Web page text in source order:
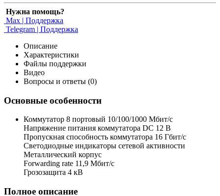
Нужна помощь?
Max | Поддержка
Telegram | Поддержка
Описание
Характеристики
Файлы поддержки
Видео
Вопросы и ответы (0)
Основные особенности
Коммутатор 8 портовый 10/100/1000 Мбит/с
Напряжение питания коммутатора DC 12 В
Пропускная способность коммутатора 16 Гбит/с
Светодиодные индикаторы сетевой активности
Металлический корпус
Forwarding rate 11,9 Мбит/с
Грозозащита 4 кВ
Полное описание